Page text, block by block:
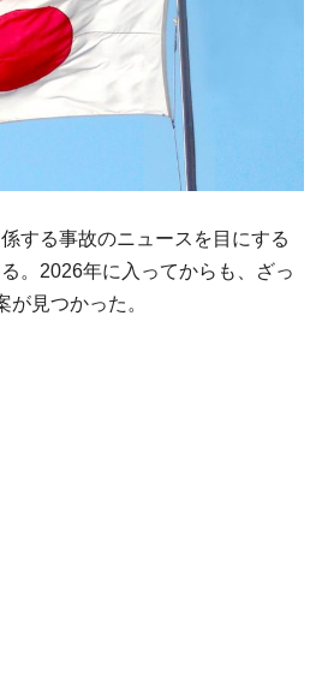
する事故のニュースを目にする
。2026年に入ってからも、ざっ
が見つかった。